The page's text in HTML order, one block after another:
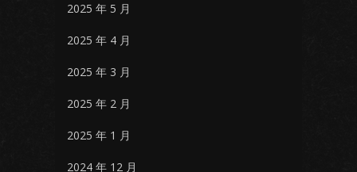
2025 年 5 月
2025 年 4 月
2025 年 3 月
2025 年 2 月
2025 年 1 月
2024 年 12 月